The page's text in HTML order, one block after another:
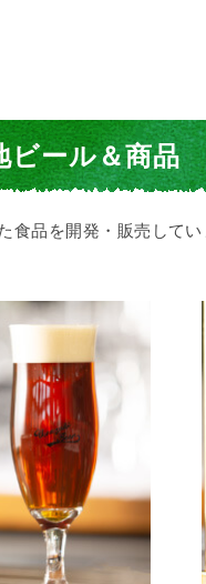
ビール＆商品
食品を開発・販売して